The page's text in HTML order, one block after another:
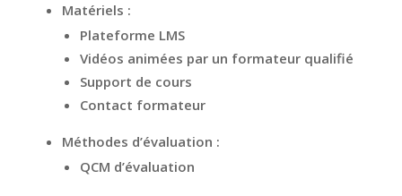
Matériels :
Plateforme LMS
Vidéos animées par un formateur qualifié
Support de cours
Contact formateur
Méthodes d’évaluation :
QCM d’évaluation